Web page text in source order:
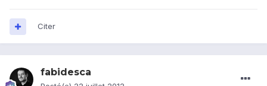
Citer
fabidesca